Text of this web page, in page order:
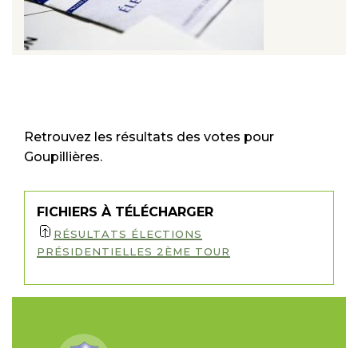
Retrouvez les résultats des votes pour
Goupillières.
FICHIERS À TÉLÉCHARGER
RÉSULTATS ÉLECTIONS
PRÉSIDENTIELLES 2ÈME TOUR